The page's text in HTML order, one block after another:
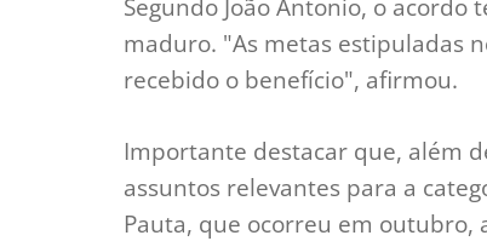
Segundo João Antonio, o
maduro. "As metas estipuladas
recebido o benefício", afirmou.
Importante destacar que, além
assuntos relevantes para a
Pauta, que ocorreu em outubro,